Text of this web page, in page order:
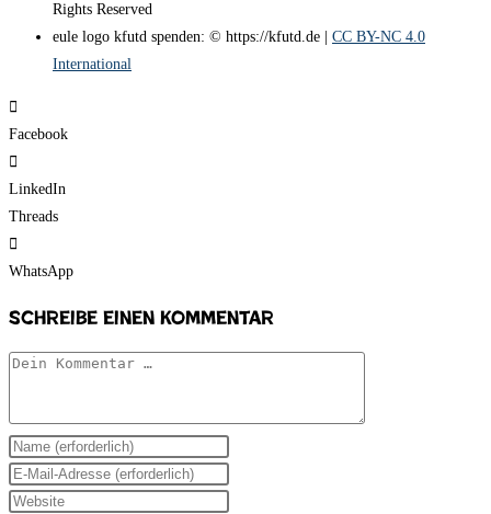
Rights Reserved
eule logo kfutd spenden: © https://kfutd.de | CC BY-NC 4.0
International
Facebook
LinkedIn
Threads
WhatsApp
Schreibe einen Kommentar
Kommentar
Gib
deinen
Namen
Gib
deine
Gib